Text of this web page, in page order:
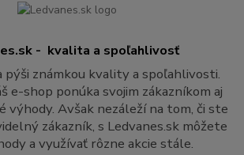
- kvalita a spoľahlivosť
pýši známkou kvality a spoľahlivosti.
e-shop ponúka svojim zákazníkom aj
výhody. Avšak nezáleží na tom, či ste
zákazník, s Ledvanes.sk môžete
a využívať rôzne akcie stále.